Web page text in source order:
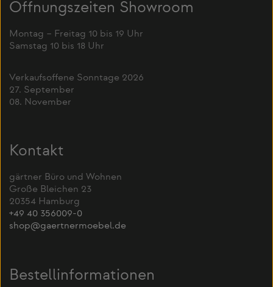
Öffnungszeiten Showroom
Montag – Freitag 10 bis 19 Uhr
Samstag 10 bis 18 Uhr
Verkaufsoffene Sonntage 2026
27. September
08. November
Kontakt
gärtner Büro und Wohnen
Große Bleichen 23
20354 Hamburg
+49 40 356009-0
shop@gaertnermoebel.de
Bestellinformationen